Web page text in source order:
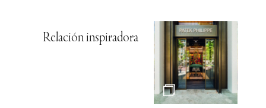
Relación inspiradora